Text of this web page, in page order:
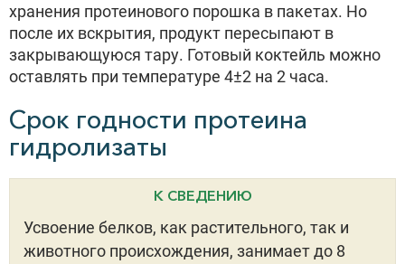
хранения протеинового порошка в пакетах. Но
после их вскрытия, продукт пересыпают в
закрывающуюся тару. Готовый коктейль можно
оставлять при температуре 4±2 на 2 часа.
Срок годности протеина
гидролизаты
К СВЕДЕНИЮ
Усвоение белков, как растительного, так и
животного происхождения, занимает до 8